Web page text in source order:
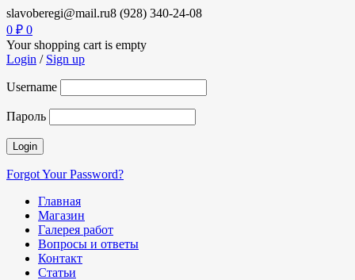
slavoberegi@mail.ru8 (928) 340-24-08
0 ₽ 0
Your shopping cart is empty
Login / Sign up
Username
Пароль
Forgot Your Password?
Главная
Магазин
Галерея работ
Вопросы и ответы
Контакт
Статьи